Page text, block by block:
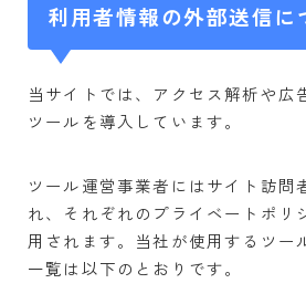
タスク管理
カレンダー・日記
ゲーム
RPG
利用者情報の外部送信に
当サイトでは、アクセス解析や広
ツールを導入しています。
ツール運営事業者にはサイト訪問
れ、それぞれのプライベートポリ
用されます。当社が使用するツー
一覧は以下のとおりです。